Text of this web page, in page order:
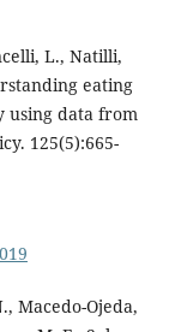
L., Natilli,
eating
using data from
125(5):665-
Macedo-Ojeda,